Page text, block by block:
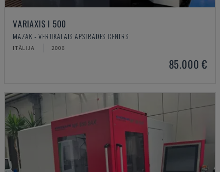
VARIAXIS I 500
MAZAK - VERTIKĀLAIS APSTRĀDES CENTRS
ITĀLIJA 2006
85.000 €